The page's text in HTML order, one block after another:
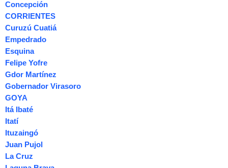
Concepción
CORRIENTES
Curuzú Cuatiá
Empedrado
Esquina
Felipe Yofre
Gdor Martínez
Gobernador Virasoro
GOYA
Itá Ibaté
Itatí
Ituzaingó
Juan Pujol
La Cruz